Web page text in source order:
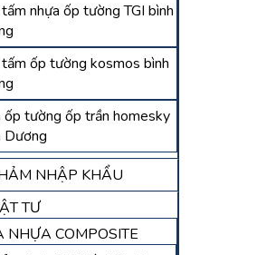
nhựa ốp tường TGI bình
ốp tường kosmos bình
ốp tường ốp trần homesky
Dương
NHẬP KHẨU
TƯ
NHỰA COMPOSITE